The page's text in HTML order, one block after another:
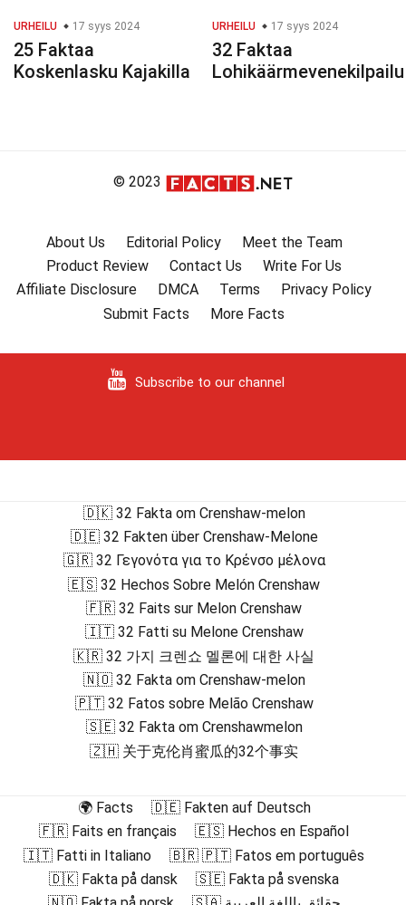
URHEILU 17 syys 2024
25 Faktaa
Koskenlasku Kajakilla
URHEILU 17 syys 2024
32 Faktaa
Lohikäärmevenekilpailu
© 2023
About Us Editorial Policy
Meet the Team
Product Review
Contact Us
Write For Us
Affiliate Disclosure
DMCA Terms
Privacy Policy
Submit Facts
More Facts
Subscribe to our channel
🇩🇰 32 Fakta om Crenshaw-melon
🇩🇪 32 Fakten über Crenshaw-Melone
🇬🇷 32 Γεγονότα για το Κρένσο μέλονα
🇪🇸 32 Hechos Sobre Melón Crenshaw
🇫🇷 32 Faits sur Melon Crenshaw
🇮🇹 32 Fatti su Melone Crenshaw
🇰🇷 32 가지 크렌쇼 멜론에 대한 사실
🇳🇴 32 Fakta om Crenshaw-melon
🇵🇹 32 Fatos sobre Melão Crenshaw
🇸🇪 32 Fakta om Crenshawmelon
🇿🇭 关于克伦肖蜜瓜的32个事实
🌍 Facts
🇩🇪 Fakten auf Deutsch
🇫🇷 Faits en français
🇪🇸 Hechos en Español
🇮🇹 Fatti in Italiano
🇧🇷 🇵🇹 Fatos em português
🇩🇰 Fakta på dansk
🇸🇪 Fakta på svenska